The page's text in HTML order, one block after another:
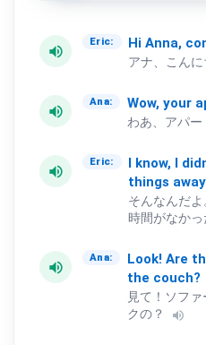
91 93 94 95
volume_up
Eric: Hi Anna,
アナ、こんに
volume_up
Ana: Wow, your
わあ、アパー
volume_up
Eric: I know, I
things away
そんなんだ
時間がなかっ
volume_up
Ana: Look! Are
the couch?
見て！ソフ
クの？
volume_up